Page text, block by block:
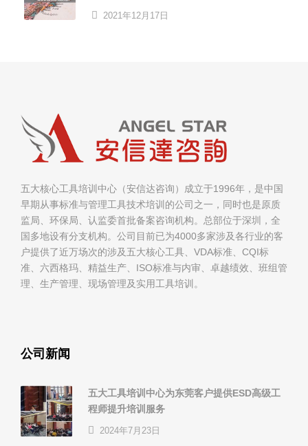
2021年12月17日
五大核心工具培训中心（安信达咨询）成立于1996年，是中国
早期从事标准与管理工具技术培训的公司之一，同时也是原质
监局、环保局、认监委首批备案咨询机构。总部位于深圳，全
国多地设有分支机构。公司目前已为4000多家涉及各行业的客
户提供了近万场次的涉及五大核心工具、VDA标准、CQI标
准、六西格玛、精益生产、ISO标准与内审、卓越绩效、班组管
理、生产管理、现场管理及实用工具培训。
公司新闻
五大工具培训中心为东莞客户提供ESD高级工
程师提升培训服务
2024年7月23日